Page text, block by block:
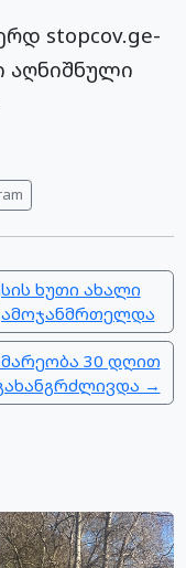
stopcov.ge-
აღნიშნული
ხუთი ახალი
30 დღით
→